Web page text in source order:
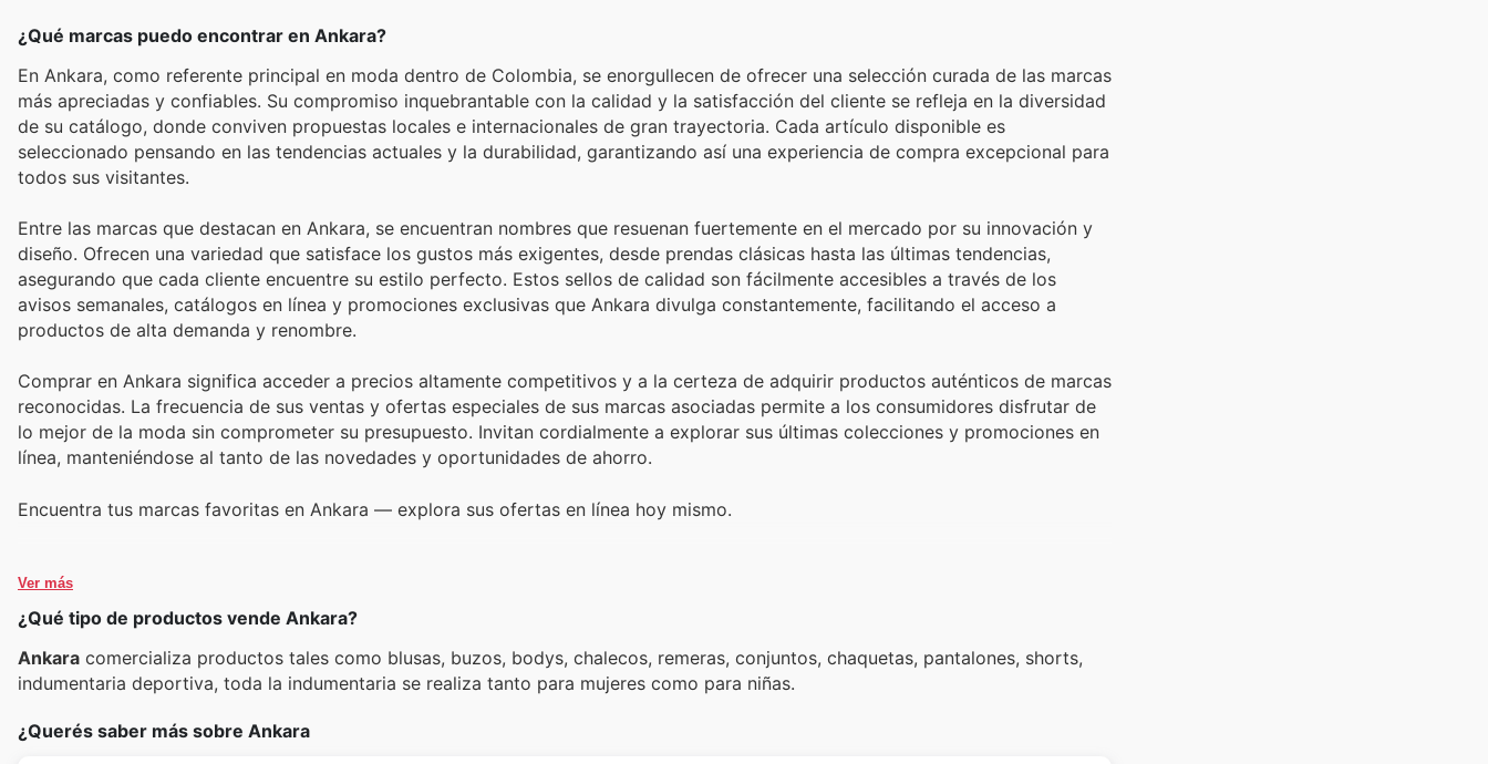
¿Qué marcas puedo encontrar en Ankara?
En Ankara, como referente principal en moda dentro de Colombia, se enorgullecen de ofrecer una selección curada de las marcas
más apreciadas y confiables. Su compromiso inquebrantable con la calidad y la satisfacción del cliente se refleja en la diversidad
de su catálogo, donde conviven propuestas locales e internacionales de gran trayectoria. Cada artículo disponible es
seleccionado pensando en las tendencias actuales y la durabilidad, garantizando así una experiencia de compra excepcional para
todos sus visitantes.
Entre las marcas que destacan en Ankara, se encuentran nombres que resuenan fuertemente en el mercado por su innovación y
diseño. Ofrecen una variedad que satisface los gustos más exigentes, desde prendas clásicas hasta las últimas tendencias,
asegurando que cada cliente encuentre su estilo perfecto. Estos sellos de calidad son fácilmente accesibles a través de los
avisos semanales, catálogos en línea y promociones exclusivas que Ankara divulga constantemente, facilitando el acceso a
productos de alta demanda y renombre.
Comprar en Ankara significa acceder a precios altamente competitivos y a la certeza de adquirir productos auténticos de marcas
reconocidas. La frecuencia de sus ventas y ofertas especiales de sus marcas asociadas permite a los consumidores disfrutar de
lo mejor de la moda sin comprometer su presupuesto. Invitan cordialmente a explorar sus últimas colecciones y promociones en
línea, manteniéndose al tanto de las novedades y oportunidades de ahorro.
Encuentra tus marcas favoritas en Ankara — explora sus ofertas en línea hoy mismo.
Ver más
¿Qué tipo de productos vende Ankara?
Ankara comercializa productos tales como blusas, buzos, bodys, chalecos, remeras, conjuntos, chaquetas, pantalones, shorts,
indumentaria deportiva, toda la indumentaria se realiza tanto para mujeres como para niñas.
¿Querés saber más sobre Ankara